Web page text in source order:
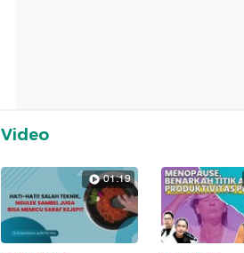
Video
01:19